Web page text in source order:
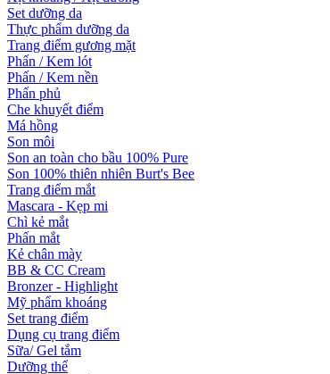
Set dưỡng da
Thực phẩm dưỡng da
Trang điểm gương mặt
Phấn / Kem lót
Phấn / Kem nền
Phấn phủ
Che khuyết điểm
Má hồng
Son môi
Son an toàn cho bầu 100% Pure
Son 100% thiên nhiên Burt's Bee
Trang điểm mắt
Mascara - Kẹp mi
Chì kẻ mắt
Phấn mắt
Kẻ chân mày
BB & CC Cream
Bronzer - Highlight
Mỹ phẩm khoáng
Set trang điểm
Dụng cụ trang điểm
Sữa/ Gel tắm
Dưỡng thể